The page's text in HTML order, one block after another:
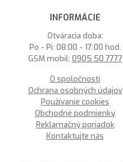
INFORMÁCIE
Otváracia doba:
Po - Pi: 08:00 - 17:00 hod.
GSM mobil: 0905 50 7777
O spoločnosti
Ochrana osobných údajov
Používanie cookies
Obchodné podmienky
Reklamačný poriadok
Kontaktujte nás